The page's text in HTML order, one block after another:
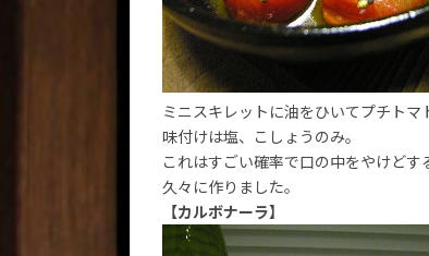
ミニスキレットに油をひいてプチトマ
味付けは塩、こしょうのみ。
これはすごい確率で口の中をやけどす
久々に作りました。
【カルボナーラ】